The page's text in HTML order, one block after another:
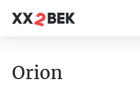
Orion